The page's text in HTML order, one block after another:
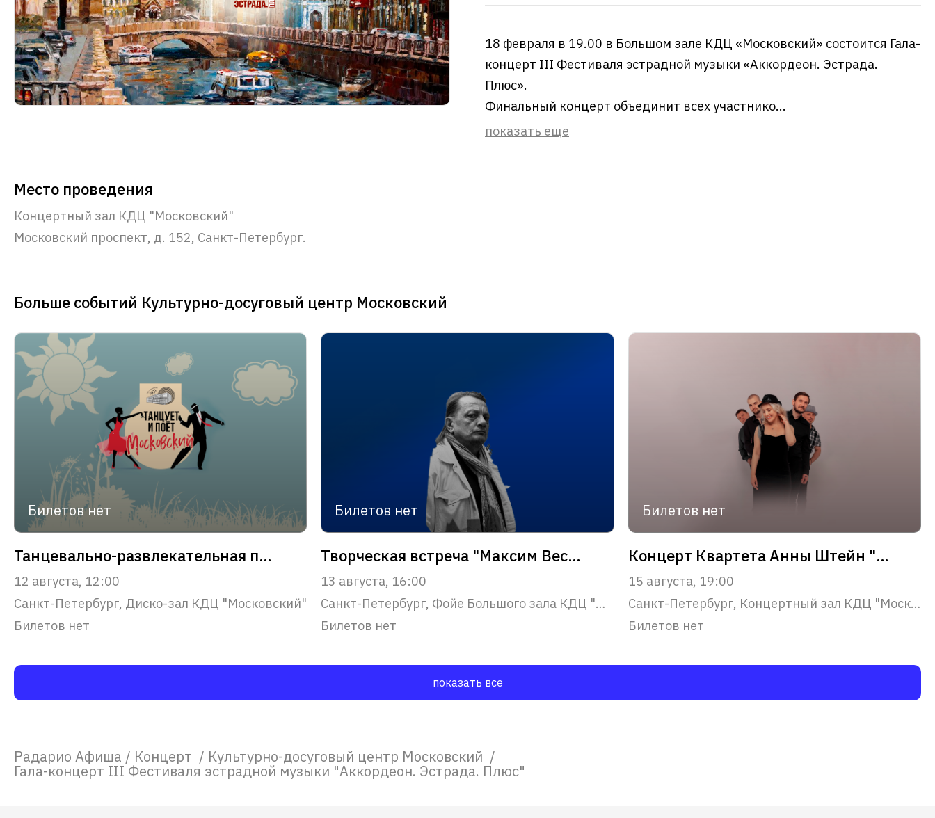
18 февраля в 19.00 в Большом зале КДЦ «Московский» состоится Гала-
концерт III Фестиваля эстрадной музыки «Аккордеон. Эстрада.
Плюс».
Финальный концерт объединит всех участнико...
показать еще
Место проведения
Концертный зал КДЦ "Московский"
Московский проспект, д. 152, Санкт-Петербург.
Больше событий Культурно-досуговый центр Московский
Билетов нет
Танцевально-развлекательная программа с Андреем Сперанским
12 августа, 12:00
Санкт-Петербург, Диско-зал КДЦ "Московский"
Билетов нет
Билетов нет
Творческая встреча "Максим Веселов: о театре, Булгакове и "Зойкиной квартире" в рамках Выставки достижений Московского района "Родной район"
13 августа, 16:00
Санкт-Петербург, Фойе Большого зала КДЦ "Московский"
Билетов нет
Билетов нет
Концерт Квартета Анны Штейн "Музыка из кинофильмов и хиты 20 века"
15 августа, 19:00
Санкт-Петербург, Концертный зал КДЦ "Московский"
Билетов нет
показать все
Радарио Афиша / Концерт / Культурно-досуговый центр Московский /
Гала-концерт III Фестиваля эстрадной музыки "Аккордеон. Эстрада. Плюс"